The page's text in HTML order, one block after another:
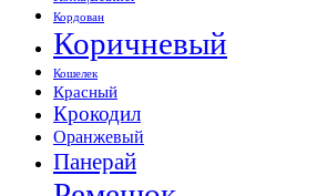
Кордован
Коричневый
Кошелек
Красный
Крокодил
Оранжевый
Панерай